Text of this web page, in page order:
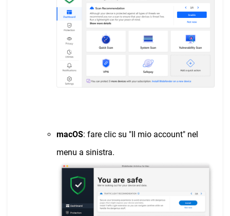
macOS: fare clic su "Il mio account" nel
menu a sinistra.